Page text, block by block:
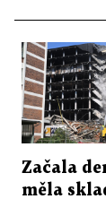
Začala
měla